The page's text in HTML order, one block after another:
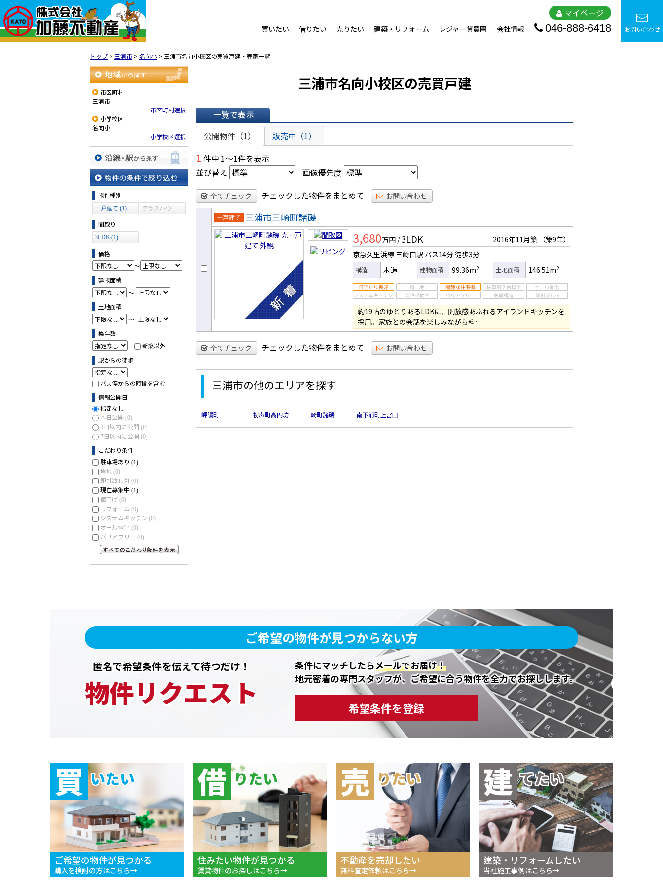
マイページ
買いたい 借りたい 売りたい 建築・リフォーム レジャー貸農園 会社情報 046-888-6418 お問い合わせ
トップ > 三浦市 > 名向小 > 三浦市名向小校区の売買戸建・売家一覧
地域から探す
市区町村
三浦市
市区町村選択
小学校区
名向小
小学校区選択
沿線・駅から探す
物件の条件で絞り込む
物件種別
一戸建て (1)
テラスハウ
間取り
3LDK (1)
価格
～
建物面積
～
土地面積
～
築年数
新築以外
駅からの徒歩
バス停からの時間を含む
情報公開日
指定なし
本日公開 (0)
3日以内に公開 (0)
7日以内に公開 (0)
こだわり条件
駐車場あり (1)
角地 (0)
即引渡し可 (0)
現在募集中 (1)
値下げ (0)
リフォーム (0)
システムキッチン (0)
オール電化 (0)
バリアフリー (0)
三浦市名向小校区の売買戸建
一覧で表示
公開物件（1） 販売中（1）
1 件中 1～1件を表示
並び替え
画像優先度
全てチェック チェックした物件をまとめて お問い合わせ
売一戸建
て
三浦市三崎町諸磯
3,680万円 / 3LDK 2016年11月築
（築9年）
京急久里浜線 三崎口駅 バス14分徒歩3分
構造 木造 建物面積 99.36m2 土地面積 146.51m2
約19帖のゆとりあるLDKに、開放感あふれるアイランドキッチンを
採用。家族との会話を楽しみながら料…
全てチェック チェックした物件をまとめて お問い合わせ
三浦市の他のエリアを探す
岬陽町 初声町高円坊 三崎町諸磯 南下浦町上宮田
ご希望の物件が見つからない方
匿名で希望条件を伝えて待つだけ！
物件リクエスト
条件にマッチしたらメールでお届け！
地元密着の専門スタッフが、ご希望に合う物件を全力でお探しします。
希望条件を登録
買 いたい
ご希望の物件が見つかる
購入を検討の方はこちら
借 りたい
住みたい物件が見つかる
賃貸物件のお探しはこちら
売 りたい
不動産を売却したい
無料査定依頼はこちら
建 てたい
建築・リフォームしたい
当社施工事例はこちら